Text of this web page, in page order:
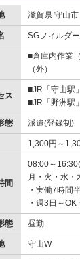
滋賀県 守山市
SGフィルダ
■倉庫内作業
（外）
ス
■JR「守山
■JR「野洲
態 派遣(登録制)
1,300円～
間
08:00～
月・火・水・
・実働7時間
・週3日～
態 昼勤
守山W